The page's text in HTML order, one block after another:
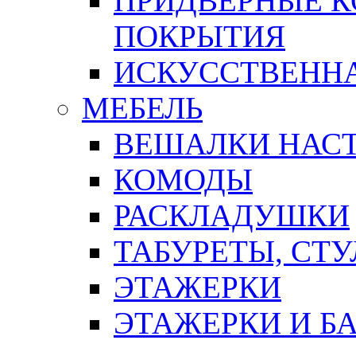
ПОКРЫТИЯ
МЕБЕЛЬ
ВЕШАЛКИ
КОМОДЫ
РАСКЛАДУШКИ
ТАБУРЕТЫ,
ЭТАЖЕРКИ
ЭТАЖЕРКИ И